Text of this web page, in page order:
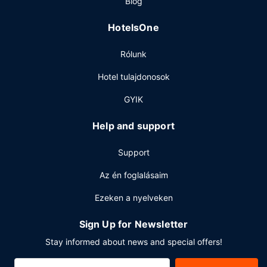
OKKO Hotels Paris Gare de l'Est vendégei a helyi Cave à
itallal a bár/társalgó kínálatából. Svédasztalos kínálat
között, ill. hétvégente felár ellenében 7:00 és 11:00 között.
Egyéb felszereltség
A szálláshelyen business center, ingyenes újságok és
HotelsOne
Rólunk
Hotel tulajdonosok
GYIK
Help and support
Support
Az én foglalásaim
Ezeken a nyelveken
Sign Up for Newsletter
Stay informed about news and special offers!